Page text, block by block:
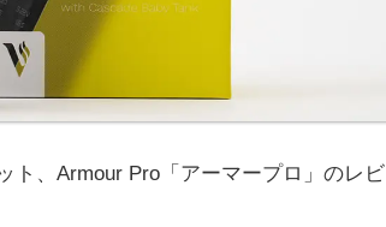
ト、Armour Pro「アーマープロ」のレビ